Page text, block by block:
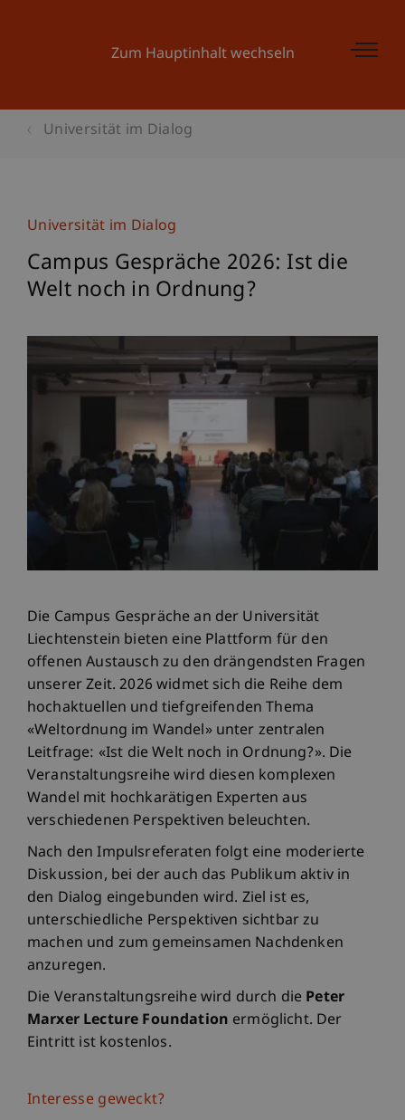
Zum Hauptinhalt wechseln
Universität im Dialog
Universität im Dialog
Campus Gespräche 2026: Ist die
Welt noch in Ordnung?
Die Campus Gespräche an der Universität
Liechtenstein bieten eine Plattform für den
offenen Austausch zu den drängendsten Fragen
unserer Zeit. 2026 widmet sich die Reihe dem
hochaktuellen und tiefgreifenden Thema
«Weltordnung im Wandel» unter zentralen
Leitfrage: «Ist die Welt noch in Ordnung?». Die
Veranstaltungsreihe wird diesen komplexen
Wandel mit hochkarätigen Experten aus
verschiedenen Perspektiven beleuchten.
Nach den Impulsreferaten folgt eine moderierte
Diskussion, bei der auch das Publikum aktiv in
den Dialog eingebunden wird. Ziel ist es,
unterschiedliche Perspektiven sichtbar zu
machen und zum gemeinsamen Nachdenken
anzuregen.
Die Veranstaltungsreihe wird durch die Peter
Marxer Lecture Foundation ermöglicht. Der
Eintritt ist kostenlos.
Interesse geweckt?